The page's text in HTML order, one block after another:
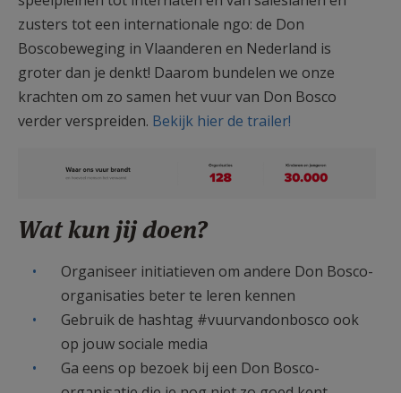
zusters tot een internationale ngo: de Don
Boscobeweging in Vlaanderen en Nederland is
groter dan je denkt! Daarom bundelen we onze
krachten om zo samen het vuur van Don Bosco
verder verspreiden. Bekijk hier de trailer!
Afbeelding6.png
Wat kun jij doen?
Organiseer initiatieven om andere Don Bosco-
organisaties beter te leren kennen
Gebruik de hashtag #vuurvandonbosco ook
op jouw sociale media
Ga eens op bezoek bij een Don Bosco-